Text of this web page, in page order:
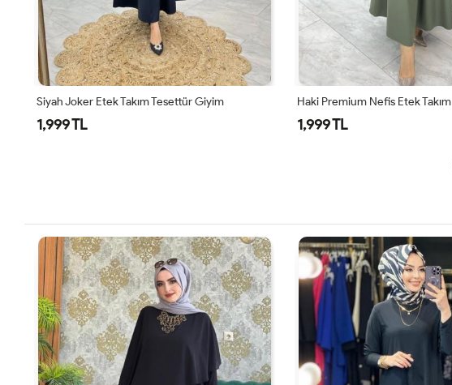
Siyah Joker Etek Takım Tesettür Giyim
1,999 TL
Haki Premium Nefis Etek Takım
1,999 TL